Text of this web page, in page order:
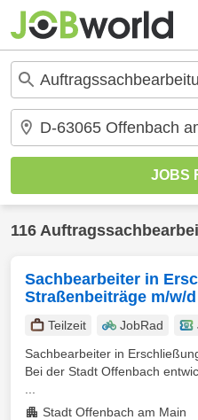
116
Sachbearbeiter in
Straßenbeiträge m/w/d
Teilzeit JobRad
Sachbearbeiter in
Bei der Stadt Offenbach
Stadt Offenbach am Main